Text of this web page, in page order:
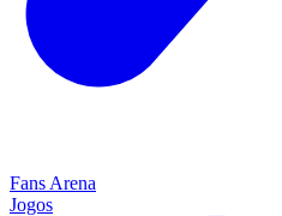
Fans Arena
Jogos